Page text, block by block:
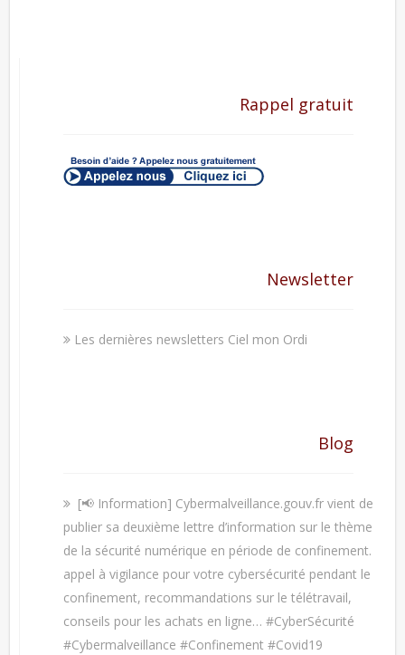
Rappel gratuit
Newsletter
Les dernières newsletters Ciel mon Ordi
Blog
[📢 Information] Cybermalveillance.gouv.fr vient de
publier sa deuxième lettre d’information sur le thème
de la sécurité numérique en période de confinement.
appel à vigilance pour votre cybersécurité pendant le
confinement, recommandations sur le télétravail,
conseils pour les achats en ligne… #CyberSécurité
#Cybermalveillance #Confinement #Covid19